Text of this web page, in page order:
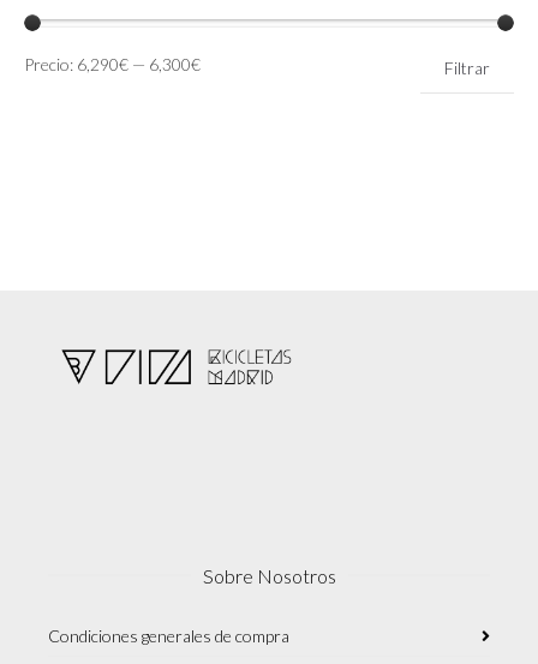
Precio
Precio
Filtrar
Precio: 6,290€ — 6,300€
Sobre Nosotros
Condiciones generales de compra